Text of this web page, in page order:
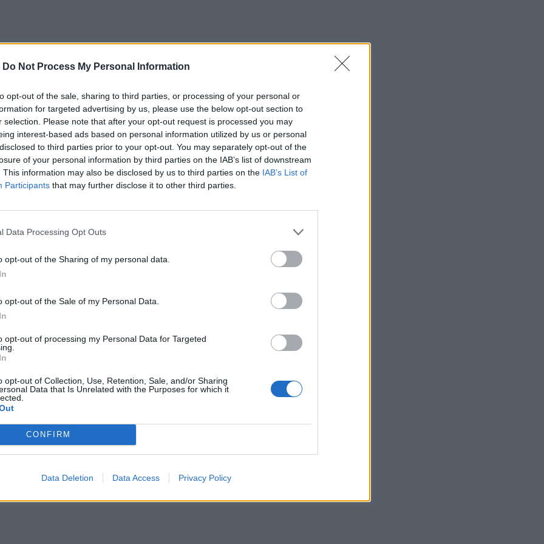
Do Not Process My Personal Information
opt-out of the sale, sharing to third parties, or processing of your personal or
for targeted advertising by us, please use the below opt-out section to
selection. Please note that after your opt-out request is processed you may
interest-based ads based on personal information utilized by us or personal
to third parties prior to your opt-out. You may separately opt-out of the
of your personal information by third parties on the IAB’s list of downstream
This information may also be disclosed by us to third parties on the IAB’s List of
Participants that may further disclose it to other third parties.
Data Processing Opt Outs
opt-out of the Sharing of my personal data.
opt-out of the Sale of my Personal Data.
opt-out of processing my Personal Data for Targeted
opt-out of Collection, Use, Retention, Sale, and/or Sharing
Data that Is Unrelated with the Purposes for which it
CONFIRM
Data Deletion Data Access Privacy Policy
τις μεταγραφές μας»
μπορούμε περισσότερα»
Google Newsκαι στοFacebook
μας στοYouTube
TAGS
Επιχειρήσεις
του CRETALIVE
Τέσσερις ασκήσεις σε όρθια στάση
που μετά τα 60 ενδυναμώνουν τους